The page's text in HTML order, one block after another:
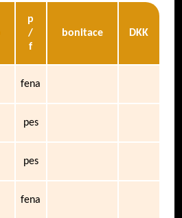
p
/
f
bonitace DKK
fena
pes
pes
fena